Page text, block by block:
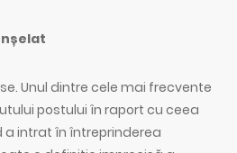
Unul dintre cele mai frecvente
postului în raport cu ceea
intrat în întreprinderea